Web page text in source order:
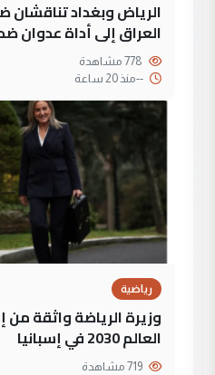
الرياض وبغداد
العراق إلى أداة عدوان
--منذ 20 ساعة
رياضية
وزيرة الرياضة واثقة
العالم 2030 في إسبانيا